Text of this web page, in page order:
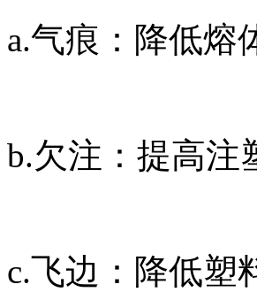
a.气痕：降低熔
b.欠注：提高注
c.飞边：降低塑